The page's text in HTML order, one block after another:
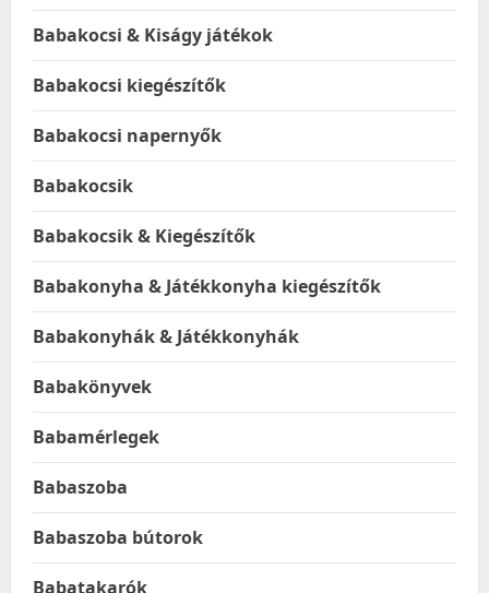
Babakocsi & Kiságy játékok
Babakocsi kiegészítők
Babakocsi napernyők
Babakocsik
Babakocsik & Kiegészítők
Babakonyha & Játékkonyha kiegészítők
Babakonyhák & Játékkonyhák
Babakönyvek
Babamérlegek
Babaszoba
Babaszoba bútorok
Babatakarók